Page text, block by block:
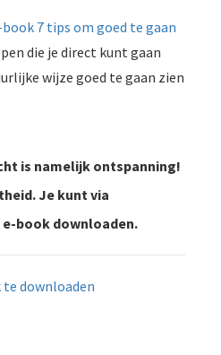
7 tips om goed te gaan
die je direct kunt gaan
wijze goed te gaan zien
is namelijk ontspanning!
Je kunt via
book downloaden.
downloaden